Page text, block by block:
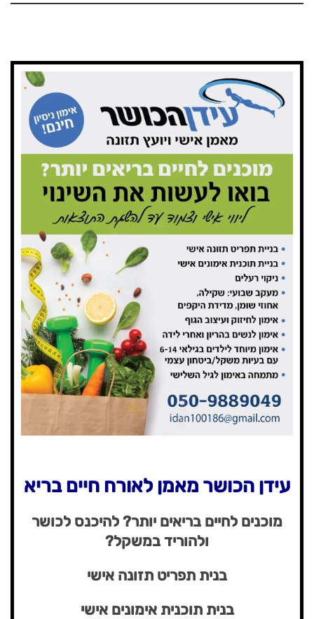
עידן הכושר מאמן לאורח חיים בריא
מוכנים לחיים בריאים יותר? להיכנס לכושר
ולהוריד במשקל?
בנית תפריט תזונה אישי
בנית תוכנית אימונים אישי